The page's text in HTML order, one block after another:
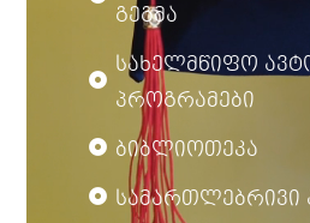
გეგმა
სახელმწიფო
პროგრამები
ბიბლიოთეკა
სამართლებრივი